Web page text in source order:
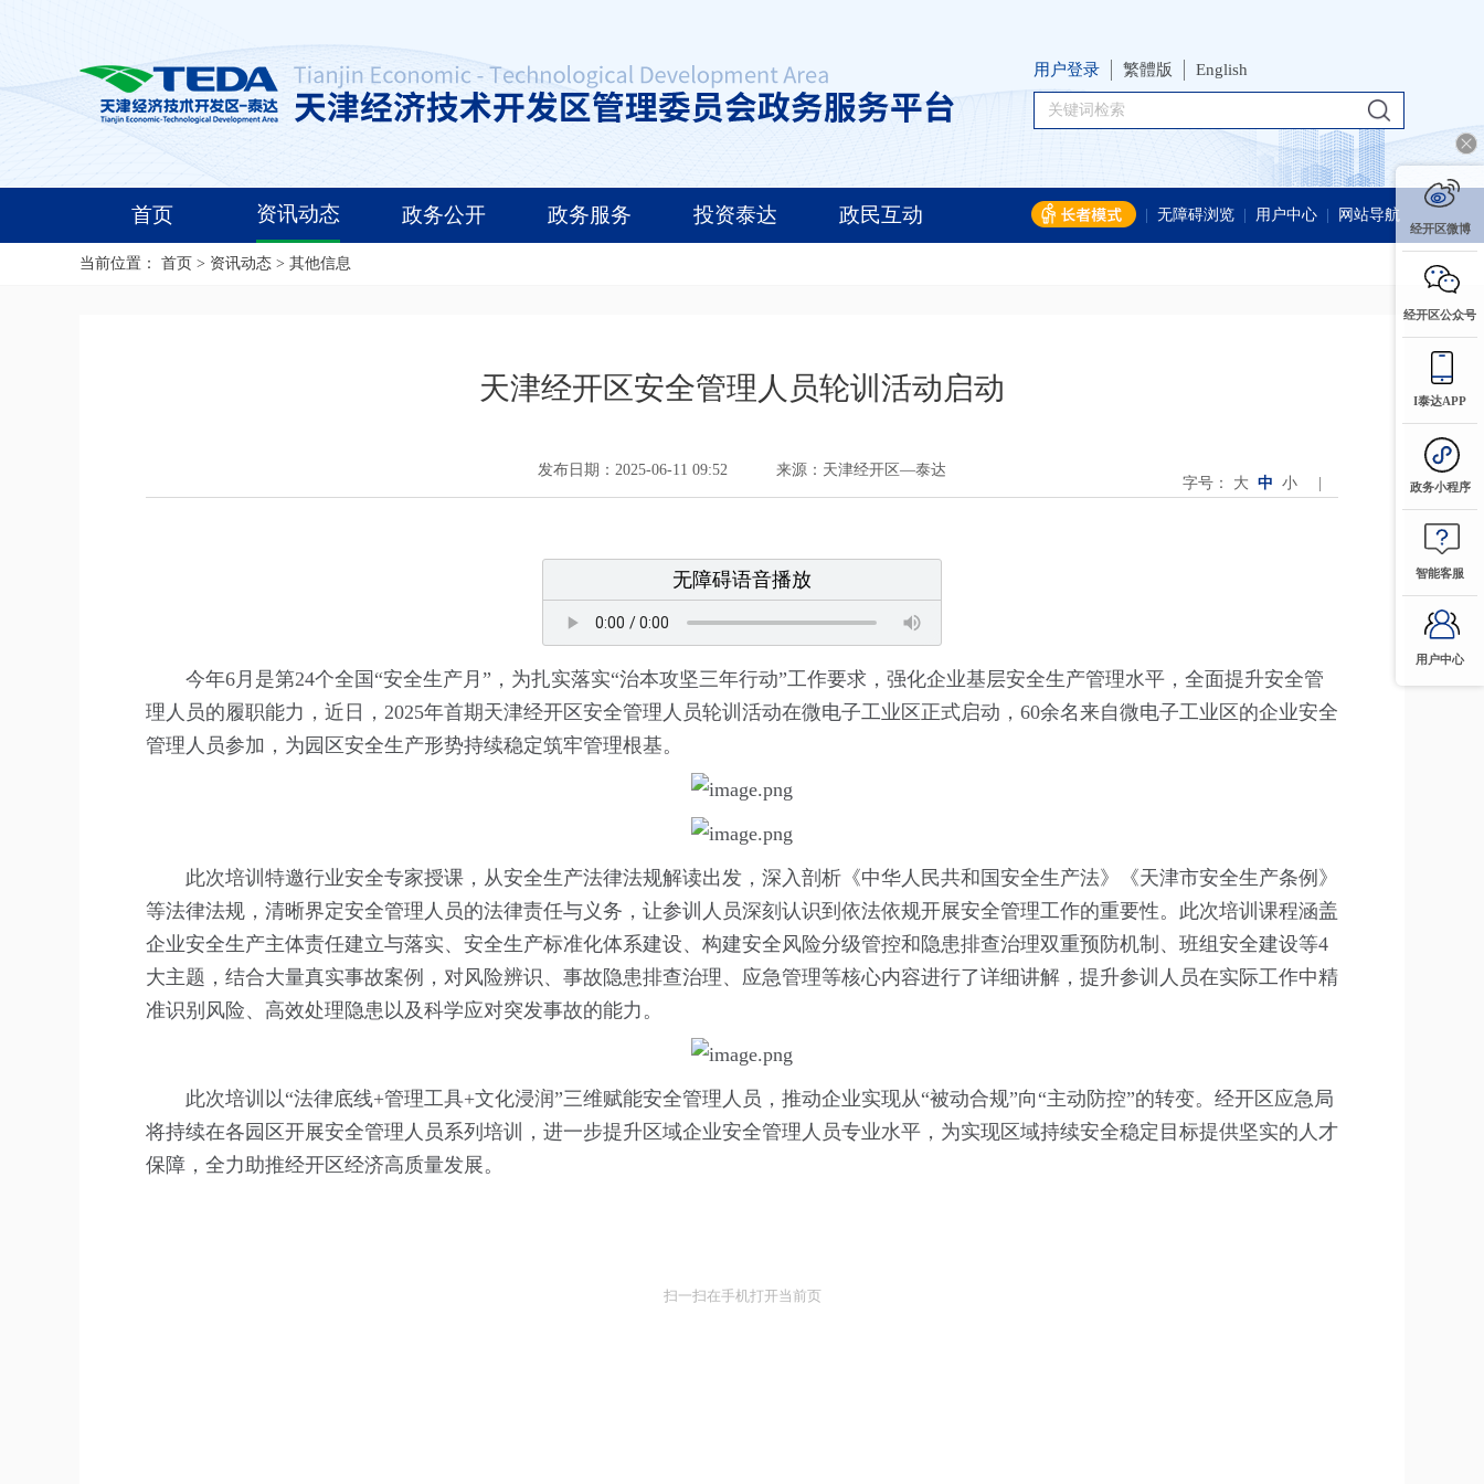
用户登录 繁體版 English
首页 资讯动态 政务公开 政务服务 投资泰达 政民互动 无障碍浏览 用户中心 网站导航
当前位置： 首页 > 资讯动态 > 其他信息
天津经开区安全管理人员轮训活动启动
发布日期：2025-06-11 09:52
来源：天津经开区—泰达
字号： 大 中 小
无障碍语音播放
今年6月是第24个全国“安全生产月”，为扎实落实“治本攻坚三年行动”工作要求，强化企业基层安全生产管理水平，全面提升安全管
理人员的履职能力，近日，2025年首期天津经开区安全管理人员轮训活动在微电子工业区正式启动，60余名来自微电子工业区的企业安全
管理人员参加，为园区安全生产形势持续稳定筑牢管理根基。
此次培训特邀行业安全专家授课，从安全生产法律法规解读出发，深入剖析《中华人民共和国安全生产法》《天津市安全生产条例》
等法律法规，清晰界定安全管理人员的法律责任与义务，让参训人员深刻认识到依法依规开展安全管理工作的重要性。此次培训课程涵盖
企业安全生产主体责任建立与落实、安全生产标准化体系建设、构建安全风险分级管控和隐患排查治理双重预防机制、班组安全建设等4
大主题，结合大量真实事故案例，对风险辨识、事故隐患排查治理、应急管理等核心内容进行了详细讲解，提升参训人员在实际工作中精
准识别风险、高效处理隐患以及科学应对突发事故的能力。
此次培训以“法律底线+管理工具+文化浸润”三维赋能安全管理人员，推动企业实现从“被动合规”向“主动防控”的转变。经开区应急局
将持续在各园区开展安全管理人员系列培训，进一步提升区域企业安全管理人员专业水平，为实现区域持续安全稳定目标提供坚实的人才
保障，全力助推经开区经济高质量发展。
扫一扫在手机打开当前页
经开区微博
经开区公众号
I泰达APP
政务小程序
智能客服
用户中心